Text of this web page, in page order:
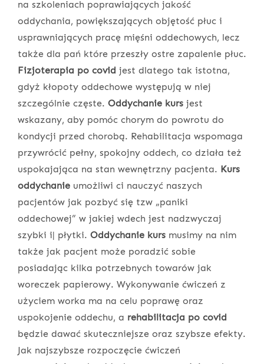
na szkoleniach poprawiających jakość
oddychania, powiększających objętość płuc i
usprawniających pracę mięśni oddechowych, lecz
także dla pań które przeszły ostre zapalenie płuc.
Fizjoterapia po covid jest dlatego tak istotna,
gdyż kłopoty oddechowe występują w niej
szczególnie częste. Oddychanie kurs jest
wskazany, aby pomóc chorym do powrotu do
kondycji przed chorobą. Rehabilitacja wspomaga
przywrócić pełny, spokojny oddech, co działa też
uspokajająca na stan wewnętrzny pacjenta. Kurs
oddychanie umożliwi ci nauczyć naszych
pacjentów jak pozbyć się tzw „paniki
oddechowej” w jakiej wdech jest nadzwyczaj
szybki i| płytki. Oddychanie kurs musimy na nim
także jak pacjent może poradzić sobie
posiadając kilka potrzebnych towarów jak
woreczek papierowy. Wykonywanie ćwiczeń z
użyciem worka ma na celu poprawę oraz
uspokojenie oddechu, a rehabilitacja po covid
będzie dawać skuteczniejsze oraz szybsze efekty.
Jak najszybsze rozpoczęcie ćwiczeń